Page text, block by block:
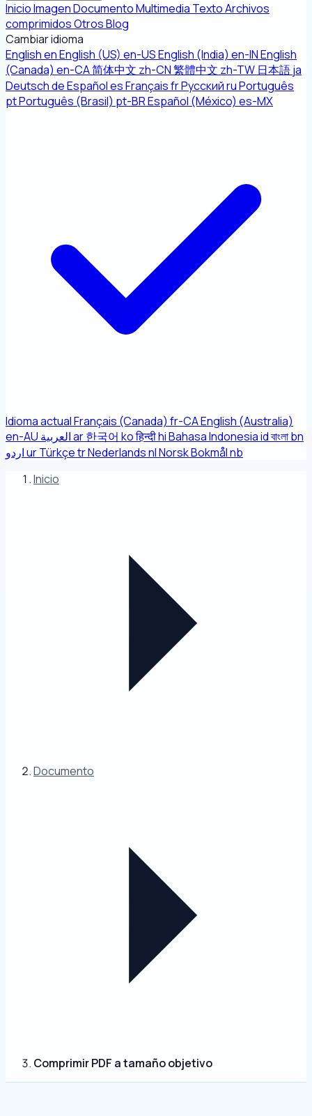
InicioImagenDocumentoMultimedia TextoArchivos
comprimidosOtrosBlog
Cambiar idioma
EnglishenEnglish (US) en-USEnglish (India) en-INEnglish
(Canada) en-CA简体中文 zh-CN繁體中文 zh-TW 日本語ja
DeutschdeEspañolesFrançaisfrРусскийruPortuguês
ptPortuguês (Brasil) pt-BREspañol (México) es-MX
Idioma actualFrançais (Canada) fr-CAEnglish (Australia)
en-AU العربيةar한국어 koहिन्दीhiBahasa Indonesiaidবাংলাbn
اردوurTürkçetrNederlandsnlNorsk Bokmålnb
Inicio
Documento
Comprimir PDF a tamaño objetivo